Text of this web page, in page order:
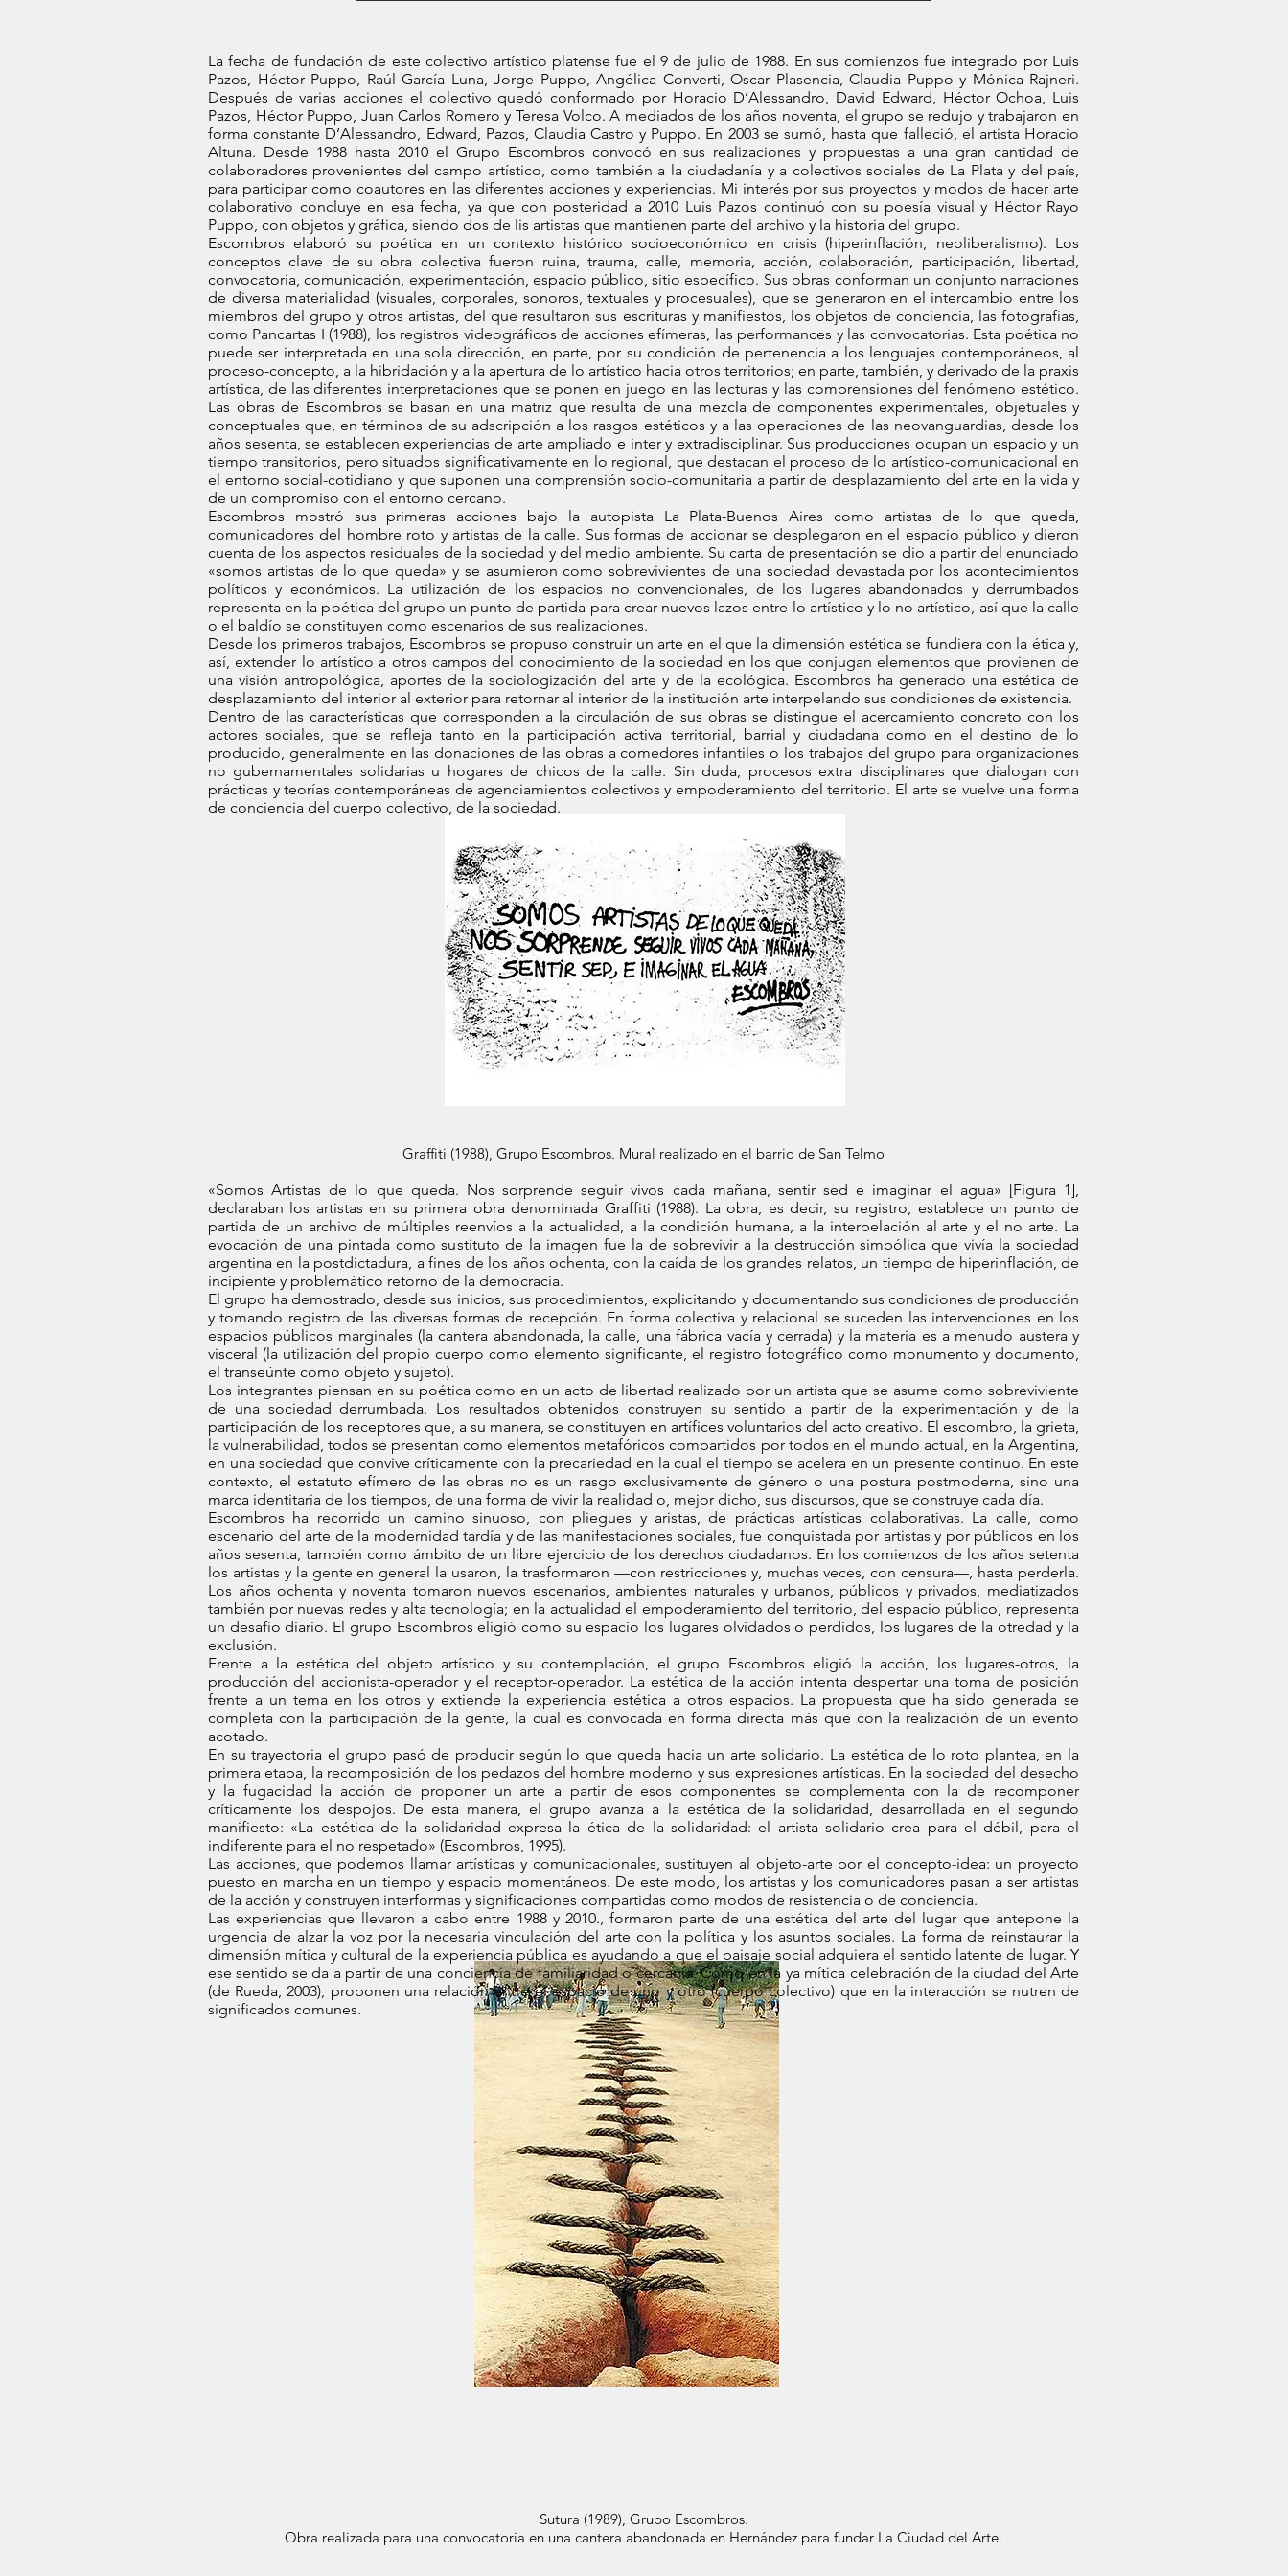
La fecha de fundación de este colectivo artístico platense fue el 9 de julio de 1988. En sus comienzos fue integrado por Luis
Pazos, Héctor Puppo, Raúl García Luna, Jorge Puppo, Angélica Converti, Oscar Plasencia, Claudia Puppo y Mónica Rajneri.
Después de varias acciones el colectivo quedó conformado por Horacio D’Alessandro, David Edward, Héctor Ochoa, Luis
Pazos, Héctor Puppo, Juan Carlos Romero y Teresa Volco. A mediados de los años noventa, el grupo se redujo y trabajaron en
forma constante D’Alessandro, Edward, Pazos, Claudia Castro y Puppo. En 2003 se sumó, hasta que falleció, el artista Horacio
Altuna. Desde 1988 hasta 2010 el Grupo Escombros convocó en sus realizaciones y propuestas a una gran cantidad de
colaboradores provenientes del campo artístico, como también a la ciudadanía y a colectivos sociales de La Plata y del país,
para participar como coautores en las diferentes acciones y experiencias. Mi interés por sus proyectos y modos de hacer arte
colaborativo concluye en esa fecha, ya que con posteridad a 2010 Luis Pazos continuó con su poesía visual y Héctor Rayo
Puppo, con objetos y gráfica, siendo dos de lis artistas que mantienen parte del archivo y la historia del grupo.
Escombros elaboró su poética en un contexto histórico socioeconómico en crisis (hiperinflación, neoliberalismo). Los
conceptos clave de su obra colectiva fueron ruina, trauma, calle, memoria, acción, colaboración, participación, libertad,
convocatoria, comunicación, experimentación, espacio público, sitio específico. Sus obras conforman un conjunto narraciones
de diversa materialidad (visuales, corporales, sonoros, textuales y procesuales), que se generaron en el intercambio entre los
miembros del grupo y otros artistas, del que resultaron sus escrituras y manifiestos, los objetos de conciencia, las fotografías,
como Pancartas I (1988), los registros videográficos de acciones efímeras, las performances y las convocatorias. Esta poética no
puede ser interpretada en una sola dirección, en parte, por su condición de pertenencia a los lenguajes contemporáneos, al
proceso-concepto, a la hibridación y a la apertura de lo artístico hacia otros territorios; en parte, también, y derivado de la praxis
artística, de las diferentes interpretaciones que se ponen en juego en las lecturas y las comprensiones del fenómeno estético.
Las obras de Escombros se basan en una matriz que resulta de una mezcla de componentes experimentales, objetuales y
conceptuales que, en términos de su adscripción a los rasgos estéticos y a las operaciones de las neovanguardias, desde los
años sesenta, se establecen experiencias de arte ampliado e inter y extradisciplinar. Sus producciones ocupan un espacio y un
tiempo transitorios, pero situados significativamente en lo regional, que destacan el proceso de lo artístico-comunicacional en
el entorno social-cotidiano y que suponen una comprensión socio-comunitaria a partir de desplazamiento del arte en la vida y
de un compromiso con el entorno cercano.
Escombros mostró sus primeras acciones bajo la autopista La Plata-Buenos Aires como artistas de lo que queda,
comunicadores del hombre roto y artistas de la calle. Sus formas de accionar se desplegaron en el espacio público y dieron
cuenta de los aspectos residuales de la sociedad y del medio ambiente. Su carta de presentación se dio a partir del enunciado
«somos artistas de lo que queda» y se asumieron como sobrevivientes de una sociedad devastada por los acontecimientos
políticos y económicos. La utilización de los espacios no convencionales, de los lugares abandonados y derrumbados
representa en la poética del grupo un punto de partida para crear nuevos lazos entre lo artístico y lo no artístico, así que la calle
o el baldío se constituyen como escenarios de sus realizaciones.
Desde los primeros trabajos, Escombros se propuso construir un arte en el que la dimensión estética se fundiera con la ética y,
así, extender lo artístico a otros campos del conocimiento de la sociedad en los que conjugan elementos que provienen de
una visión antropológica, aportes de la sociologización del arte y de la ecológica. Escombros ha generado una estética de
desplazamiento del interior al exterior para retornar al interior de la institución arte interpelando sus condiciones de existencia.
Dentro de las características que corresponden a la circulación de sus obras se distingue el acercamiento concreto con los
actores sociales, que se refleja tanto en la participación activa territorial, barrial y ciudadana como en el destino de lo
producido, generalmente en las donaciones de las obras a comedores infantiles o los trabajos del grupo para organizaciones
no gubernamentales solidarias u hogares de chicos de la calle. Sin duda, procesos extra disciplinares que dialogan con
prácticas y teorías contemporáneas de agenciamientos colectivos y empoderamiento del territorio. El arte se vuelve una forma
de conciencia del cuerpo colectivo, de la sociedad.
Graffiti (1988), Grupo Escombros. Mural realizado en el barrio de San Telmo
«Somos Artistas de lo que queda. Nos sorprende seguir vivos cada mañana, sentir sed e imaginar el agua» [Figura 1],
declaraban los artistas en su primera obra denominada Graffiti (1988). La obra, es decir, su registro, establece un punto de
partida de un archivo de múltiples reenvíos a la actualidad, a la condición humana, a la interpelación al arte y el no arte. La
evocación de una pintada como sustituto de la imagen fue la de sobrevivir a la destrucción simbólica que vivía la sociedad
argentina en la postdictadura, a fines de los años ochenta, con la caída de los grandes relatos, un tiempo de hiperinflación, de
incipiente y problemático retorno de la democracia.
El grupo ha demostrado, desde sus inicios, sus procedimientos, explicitando y documentando sus condiciones de producción
y tomando registro de las diversas formas de recepción. En forma colectiva y relacional se suceden las intervenciones en los
espacios públicos marginales (la cantera abandonada, la calle, una fábrica vacía y cerrada) y la materia es a menudo austera y
visceral (la utilización del propio cuerpo como elemento significante, el registro fotográfico como monumento y documento,
el transeúnte como objeto y sujeto).
Los integrantes piensan en su poética como en un acto de libertad realizado por un artista que se asume como sobreviviente
de una sociedad derrumbada. Los resultados obtenidos construyen su sentido a partir de la experimentación y de la
participación de los receptores que, a su manera, se constituyen en artífices voluntarios del acto creativo. El escombro, la grieta,
la vulnerabilidad, todos se presentan como elementos metafóricos compartidos por todos en el mundo actual, en la Argentina,
en una sociedad que convive críticamente con la precariedad en la cual el tiempo se acelera en un presente continuo. En este
contexto, el estatuto efímero de las obras no es un rasgo exclusivamente de género o una postura postmoderna, sino una
marca identitaria de los tiempos, de una forma de vivir la realidad o, mejor dicho, sus discursos, que se construye cada día.
Escombros ha recorrido un camino sinuoso, con pliegues y aristas, de prácticas artísticas colaborativas. La calle, como
escenario del arte de la modernidad tardía y de las manifestaciones sociales, fue conquistada por artistas y por públicos en los
años sesenta, también como ámbito de un libre ejercicio de los derechos ciudadanos. En los comienzos de los años setenta
los artistas y la gente en general la usaron, la trasformaron —con restricciones y, muchas veces, con censura—, hasta perderla.
Los años ochenta y noventa tomaron nuevos escenarios, ambientes naturales y urbanos, públicos y privados, mediatizados
también por nuevas redes y alta tecnología; en la actualidad el empoderamiento del territorio, del espacio público, representa
un desafío diario. El grupo Escombros eligió como su espacio los lugares olvidados o perdidos, los lugares de la otredad y la
exclusión.
Frente a la estética del objeto artístico y su contemplación, el grupo Escombros eligió la acción, los lugares-otros, la
producción del accionista-operador y el receptor-operador. La estética de la acción intenta despertar una toma de posición
frente a un tema en los otros y extiende la experiencia estética a otros espacios. La propuesta que ha sido generada se
completa con la participación de la gente, la cual es convocada en forma directa más que con la realización de un evento
acotado.
En su trayectoria el grupo pasó de producir según lo que queda hacia un arte solidario. La estética de lo roto plantea, en la
primera etapa, la recomposición de los pedazos del hombre moderno y sus expresiones artísticas. En la sociedad del desecho
y la fugacidad la acción de proponer un arte a partir de esos componentes se complementa con la de recomponer
críticamente los despojos. De esta manera, el grupo avanza a la estética de la solidaridad, desarrollada en el segundo
manifiesto: «La estética de la solidaridad expresa la ética de la solidaridad: el artista solidario crea para el débil, para el
indiferente para el no respetado» (Escombros, 1995).
Las acciones, que podemos llamar artísticas y comunicacionales, sustituyen al objeto-arte por el concepto-idea: un proyecto
puesto en marcha en un tiempo y espacio momentáneos. De este modo, los artistas y los comunicadores pasan a ser artistas
de la acción y construyen interformas y significaciones compartidas como modos de resistencia o de conciencia.
Las experiencias que llevaron a cabo entre 1988 y 2010., formaron parte de una estética del arte del lugar que antepone la
urgencia de alzar la voz por la necesaria vinculación del arte con la política y los asuntos sociales. La forma de reinstaurar la
dimensión mítica y cultural de la experiencia pública es ayudando a que el paisaje social adquiera el sentido latente de lugar. Y
ese sentido se da a partir de una conciencia de familiaridad o cercanía. Como en la ya mítica celebración de la ciudad del Arte
(de Rueda, 2003), proponen una relación entre el espacio de uno y otro (cuerpo colectivo) que en la interacción se nutren de
significados comunes.
Sutura (1989), Grupo Escombros.
Obra realizada para una convocatoria en una cantera abandonada en Hernández para fundar La Ciudad del Arte.